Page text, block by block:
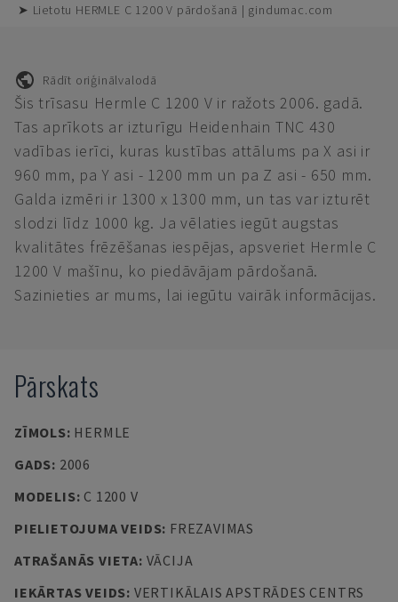
➤ Lietotu HERMLE C 1200 V pārdošanā | gindumac.com
Rādīt oriģinālvalodā
Šis trīsasu Hermle C 1200 V ir ražots 2006. gadā.
Tas aprīkots ar izturīgu Heidenhain TNC 430
vadības ierīci, kuras kustības attālums pa X asi ir
960 mm, pa Y asi - 1200 mm un pa Z asi - 650 mm.
Galda izmēri ir 1300 x 1300 mm, un tas var izturēt
slodzi līdz 1000 kg. Ja vēlaties iegūt augstas
kvalitātes frēzēšanas iespējas, apsveriet Hermle C
1200 V mašīnu, ko piedāvājam pārdošanā.
Sazinieties ar mums, lai iegūtu vairāk informācijas.
Pārskats
ZĪMOLS: HERMLE
GADS: 2006
MODELIS: C 1200 V
PIELIETOJUMA VEIDS: FREZAVIMAS
ATRAŠANĀS VIETA: VĀCIJA
IEKĀRTAS VEIDS: VERTIKĀLAIS APSTRĀDES CENTRS